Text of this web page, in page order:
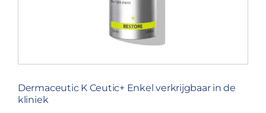
Dermaceutic K Ceutic+ Enkel verkrijgbaar in de
kliniek